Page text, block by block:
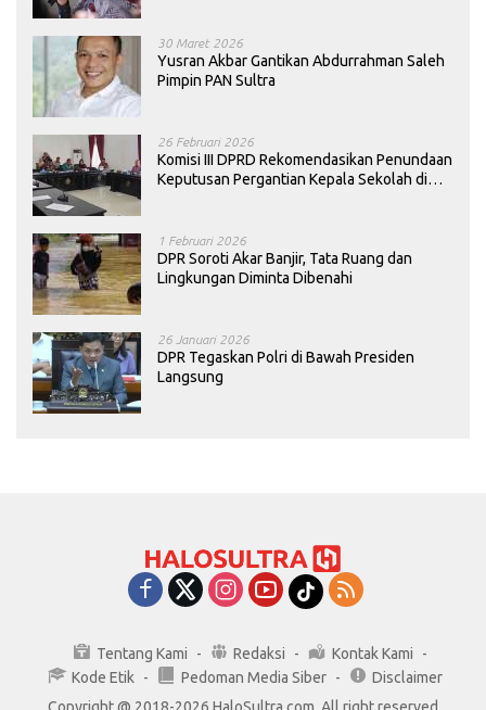
30 Maret 2026
Yusran Akbar Gantikan Abdurrahman Saleh
Pimpin PAN Sultra
26 Februari 2026
Komisi III DPRD Rekomendasikan Penundaan
Keputusan Pergantian Kepala Sekolah di
1 Februari 2026
DPR Soroti Akar Banjir, Tata Ruang dan
Lingkungan Diminta Dibenahi
26 Januari 2026
DPR Tegaskan Polri di Bawah Presiden
Langsung
Tentang Kami Redaksi
Kontak Kami
Kode Etik
Pedoman Media Siber
Disclaimer
Copyright @ 2018-2026 HaloSultra.com. All right reserved